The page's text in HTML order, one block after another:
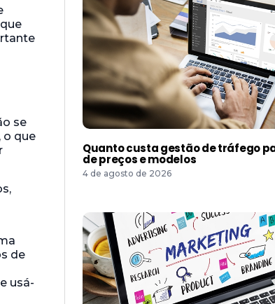
se
o que
de
usá-
Quanto custa gestão de tráfego
de preços e modelos
4 de agosto de 2026